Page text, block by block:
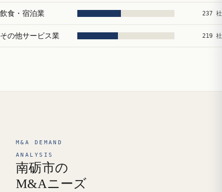
飲食・宿泊業 237 社
その他サービス業 219 社
M&A DEMAND
ANALYSIS
南砺市の
M&Aニーズ